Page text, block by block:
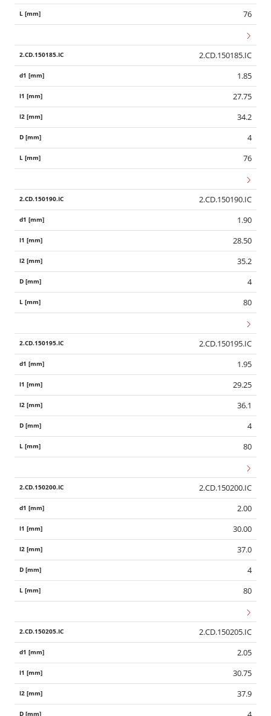
76
2.CD.150185.IC
1.85
27.75
34.2
4
76
2.CD.150190.IC
1.90
28.50
35.2
4
80
2.CD.150195.IC
1.95
29.25
36.1
4
80
2.CD.150200.IC
2.00
30.00
37.0
4
80
2.CD.150205.IC
2.05
30.75
37.9